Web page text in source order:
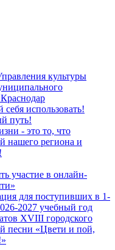
культуры
использовать!
путь!
- это то, что
нашего региона и
участие в онлайн-
для поступивших в 1-
2027 учебный год
XVIII городского
песни «Цвети и пой,